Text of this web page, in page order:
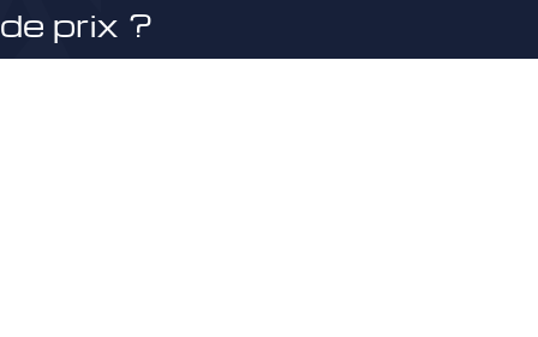
de prix ?